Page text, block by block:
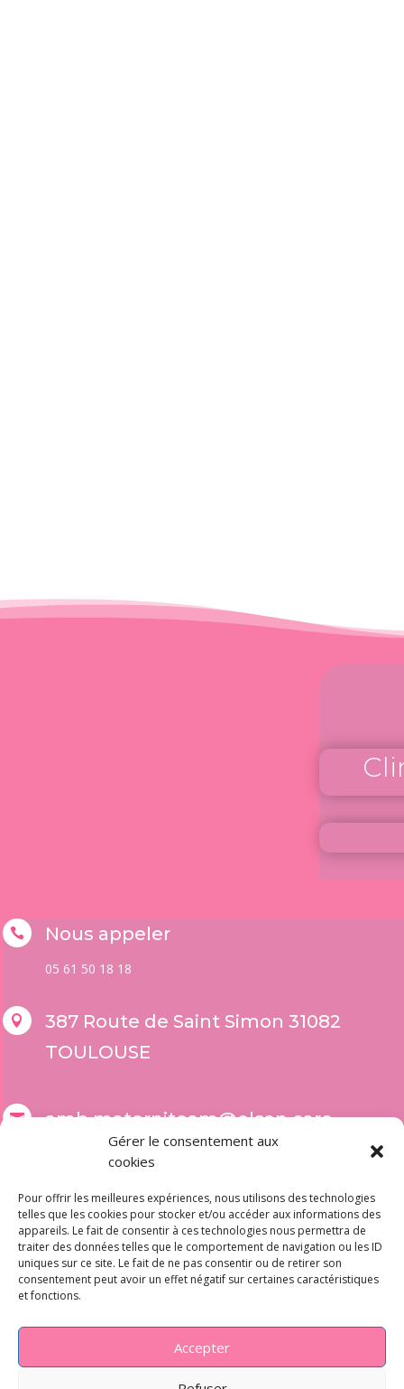
Gérer le consentement aux
cookies
Pour offrir les meilleures expériences, nous utilisons des technologies
telles que les cookies pour stocker et/ou accéder aux informations des
appareils. Le fait de consentir à ces technologies nous permettra de
traiter des données telles que le comportement de navigation ou les ID
uniques sur ce site. Le fait de ne pas consentir ou de retirer son
consentement peut avoir un effet négatif sur certaines caractéristiques
et fonctions.
Accepter
 Nous appeler
05 61 50 18 18

387 Route de Saint Simon 31082
TOULOUSE
 amb.materniteam@elsan.care
Formulaire de contact
 Urgences obstétricales
05 61 50 16 94
Conditions Generales d'Utilisation